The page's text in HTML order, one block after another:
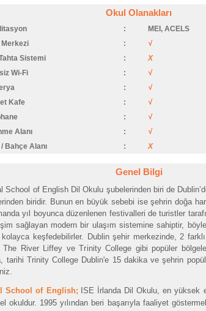
Okul Olanakları
:
MEI, ACELS
Merkezi
:
√
Sistemi
:
X
Wi-Fi
:
√
:
√
Kafe
:
√
:
√
Alanı
:
√
Bahçe Alanı
: X
Genel Bilgi
School of English Dil Okulu şubelerinden biri de
biridir. Bunun en büyük sebebi ise şehrin doğa
yıl boyunca düzenlenen festivalleri de turistler
sağlayan modern bir ulaşım sistemine sahiptir,
kolayca keşfedebilirler. Dublin şehir merkezinde, 2
River Liffey ve Trinity College gibi popüler
tarihi Trinity College Dublin'e 15 dakika ve şehrin
School of English; ISE İrlanda Dil Okulu, en yüksek
okuldur. 1995 yılından beri başarıyla faaliyet